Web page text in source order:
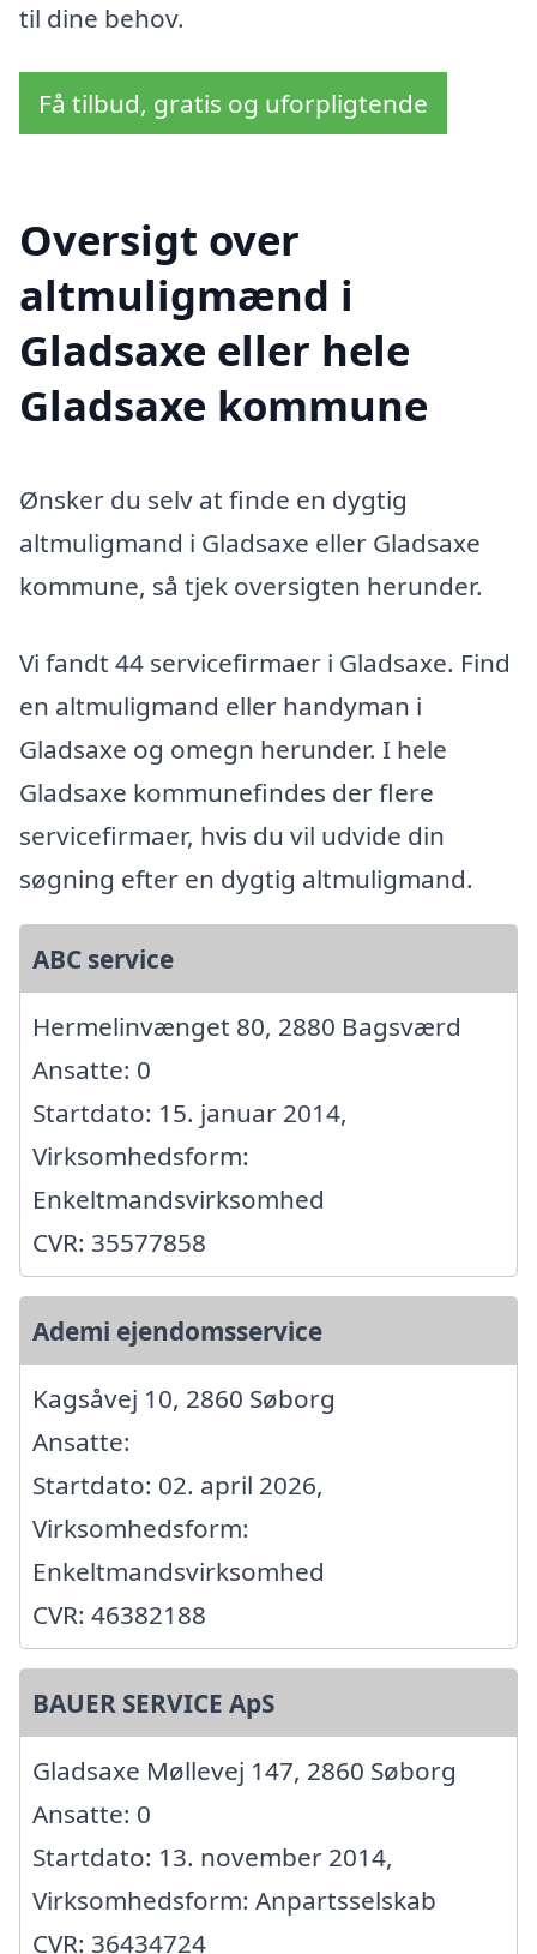
til dine behov.
Få tilbud, gratis og uforpligtende
Oversigt over
altmuligmænd i
Gladsaxe eller hele
Gladsaxe kommune
Ønsker du selv at finde en dygtig
altmuligmand i Gladsaxe eller Gladsaxe
kommune, så tjek oversigten herunder.
Vi fandt 44 servicefirmaer i Gladsaxe. Find
en altmuligmand eller handyman i
Gladsaxe og omegn herunder. I hele
Gladsaxe kommunefindes der flere
servicefirmaer, hvis du vil udvide din
søgning efter en dygtig altmuligmand.
ABC service
Hermelinvænget 80, 2880 Bagsværd
Ansatte: 0
Startdato: 15. januar 2014,
Virksomhedsform:
Enkeltmandsvirksomhed
CVR: 35577858
Ademi ejendomsservice
Kagsåvej 10, 2860 Søborg
Ansatte:
Startdato: 02. april 2026,
Virksomhedsform:
Enkeltmandsvirksomhed
CVR: 46382188
BAUER SERVICE ApS
Gladsaxe Møllevej 147, 2860 Søborg
Ansatte: 0
Startdato: 13. november 2014,
Virksomhedsform: Anpartsselskab
CVR: 36434724